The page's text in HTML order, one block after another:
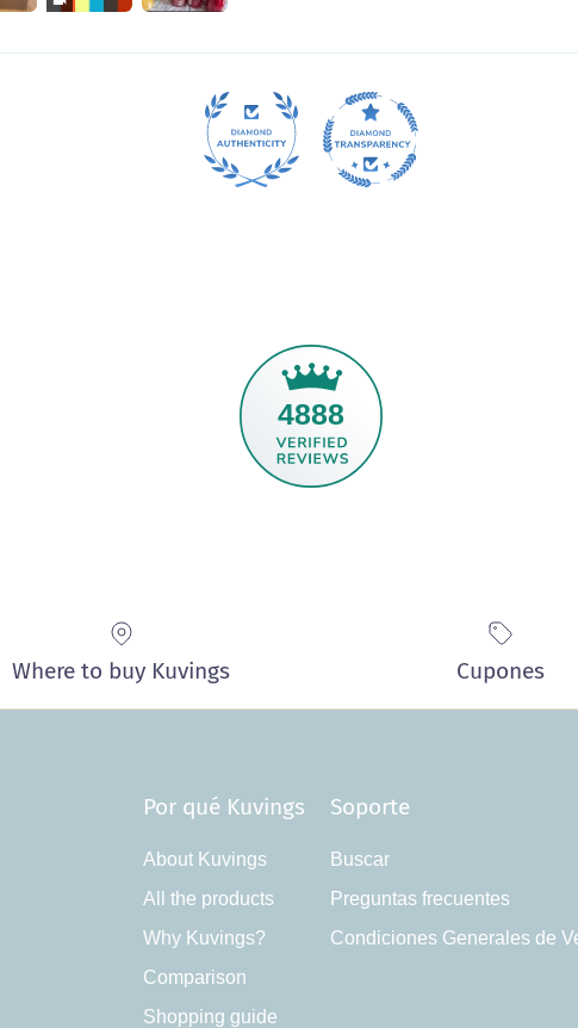
4888
Where to buy Kuvings Cupones
Por qué Kuvings
About Kuvings
All the products
Why Kuvings?
Comparison
Shopping guide
Soporte
Buscar
Preguntas frecuentes
Condiciones Generales de